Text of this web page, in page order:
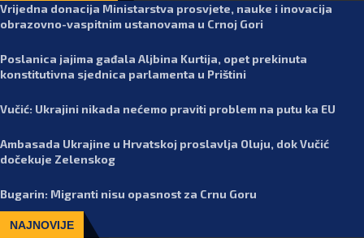
Vrijedna donacija Ministarstva prosvjete, nauke i inovacija
obrazovno-vaspitnim ustanovama u Crnoj Gori
Poslanica jajima gađala Aljbina Kurtija, opet prekinuta
konstitutivna sjednica parlamenta u Prištini
Vučić: Ukrajini nikada nećemo praviti problem na putu ka EU
Ambasada Ukrajine u Hrvatskoj proslavlja Oluju, dok Vučić
dočekuje Zelenskog
Bugarin: Migranti nisu opasnost za Crnu Goru
NAJNOVIJE